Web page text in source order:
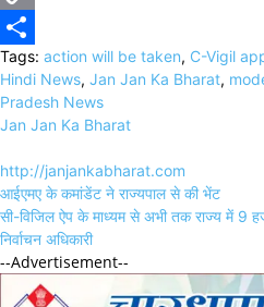
Copy
Link
Share
Tags: action will be taken, C-Vigil
Hindi News, Jan Jan Ka Bharat,
Pradesh News
Jan Jan Ka Bharat
http://janjankabharat.com
Post
navigation
आईएमए के कमांडेंट ने राज्यपाल से की भेंट
सी-विजिल ऐप के माध्यम से अभी तक राज्य में 9
निर्वाचन अधिकारी
--Advertisement--